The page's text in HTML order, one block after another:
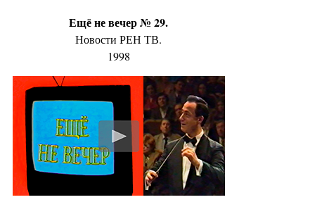
Ещё не вечер № 29.
Новости РЕН ТВ.
1998